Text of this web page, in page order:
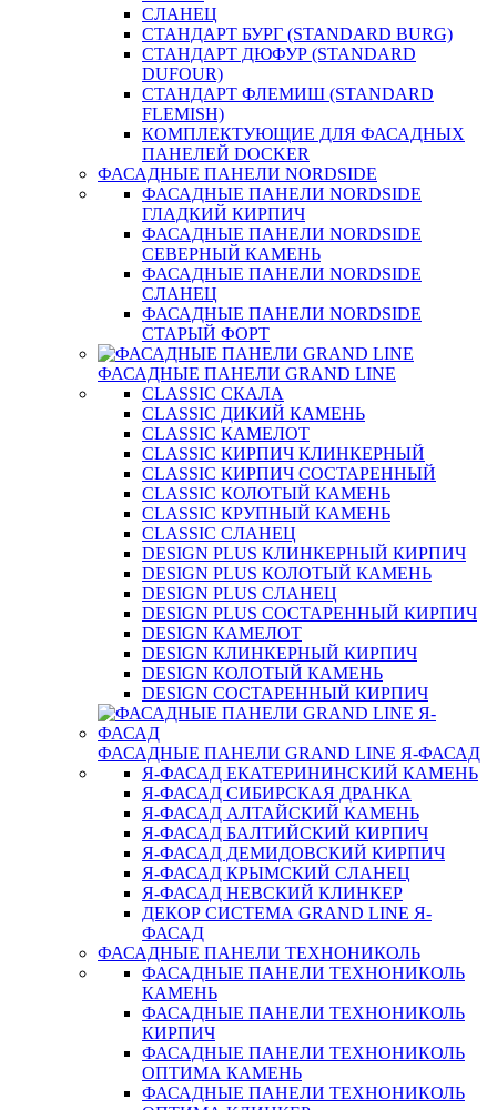
СЛАНЕЦ
СТАНДАРТ БУРГ (STANDARD BURG)
СТАНДАРТ ДЮФУР (STANDARD
DUFOUR)
СТАНДАРТ ФЛЕМИШ (STANDARD
FLEMISH)
КОМПЛЕКТУЮЩИЕ ДЛЯ ФАСАДНЫХ
ПАНЕЛЕЙ DOCKER
ФАСАДНЫЕ ПАНЕЛИ NORDSIDE
ФАСАДНЫЕ ПАНЕЛИ NORDSIDE
ГЛАДКИЙ КИРПИЧ
ФАСАДНЫЕ ПАНЕЛИ NORDSIDE
СЕВЕРНЫЙ КАМЕНЬ
ФАСАДНЫЕ ПАНЕЛИ NORDSIDE
СЛАНЕЦ
ФАСАДНЫЕ ПАНЕЛИ NORDSIDE
СТАРЫЙ ФОРТ
ФАСАДНЫЕ ПАНЕЛИ GRAND LINE
CLASSIC СКАЛА
CLASSIC ДИКИЙ КАМЕНЬ
CLASSIC КАМЕЛОТ
CLASSIC КИРПИЧ КЛИНКЕРНЫЙ
CLASSIC КИРПИЧ СОСТАРЕННЫЙ
CLASSIC КОЛОТЫЙ КАМЕНЬ
CLASSIC КРУПНЫЙ КАМЕНЬ
CLASSIC СЛАНЕЦ
DESIGN PLUS КЛИНКЕРНЫЙ КИРПИЧ
DESIGN PLUS КОЛОТЫЙ КАМЕНЬ
DESIGN PLUS СЛАНЕЦ
DESIGN PLUS СОСТАРЕННЫЙ КИРПИЧ
DESIGN КАМЕЛОТ
DESIGN КЛИНКЕРНЫЙ КИРПИЧ
DESIGN КОЛОТЫЙ КАМЕНЬ
DESIGN СОСТАРЕННЫЙ КИРПИЧ
ФАСАДНЫЕ ПАНЕЛИ GRAND LINE Я-ФАСАД
Я-ФАСАД ЕКАТЕРИНИНСКИЙ КАМЕНЬ
Я-ФАСАД СИБИРСКАЯ ДРАНКА
Я-ФАСАД АЛТАЙСКИЙ КАМЕНЬ
Я-ФАСАД БАЛТИЙСКИЙ КИРПИЧ
Я-ФАСАД ДЕМИДОВСКИЙ КИРПИЧ
Я-ФАСАД КРЫМСКИЙ СЛАНЕЦ
Я-ФАСАД НЕВСКИЙ КЛИНКЕР
ДЕКОР СИСТЕМА GRAND LINE Я-
ФАСАД
ФАСАДНЫЕ ПАНЕЛИ ТЕХНОНИКОЛЬ
ФАСАДНЫЕ ПАНЕЛИ ТЕХНОНИКОЛЬ
КАМЕНЬ
ФАСАДНЫЕ ПАНЕЛИ ТЕХНОНИКОЛЬ
КИРПИЧ
ФАСАДНЫЕ ПАНЕЛИ ТЕХНОНИКОЛЬ
ОПТИМА КАМЕНЬ
ФАСАДНЫЕ ПАНЕЛИ ТЕХНОНИКОЛЬ